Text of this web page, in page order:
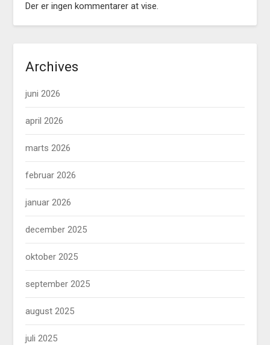
Der er ingen kommentarer at vise.
Archives
juni 2026
april 2026
marts 2026
februar 2026
januar 2026
december 2025
oktober 2025
september 2025
august 2025
juli 2025